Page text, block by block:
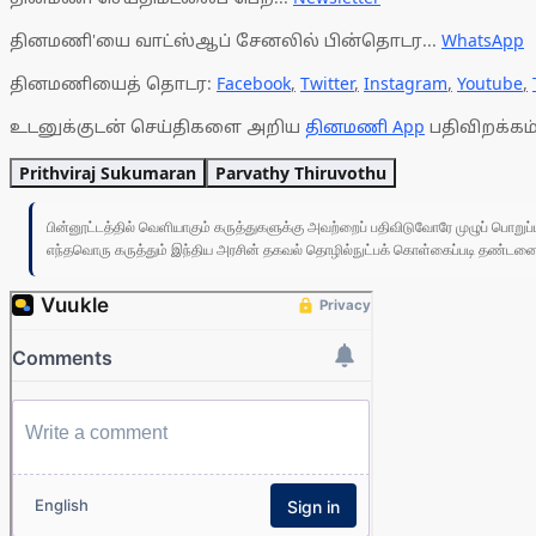
தினமணி'யை வாட்ஸ்ஆப் சேனலில் பின்தொடர... WhatsApp
தினமணியைத் தொடர: Facebook, Twitter, Instagram, Youtube,
உடனுக்குடன் செய்திகளை அறிய தினமணி App
Prithviraj Sukumaran Parvathy Thiruvothu
பின்னூட்டத்தில் வெளியாகும் கருத்துகளுக்கு அவற்றைப் பதிவிடுவோரே முழுப்
எந்தவொரு கருத்தும் இந்திய அரசின் தகவல் தொழில்நுட்பக் கொள்கைப்படி